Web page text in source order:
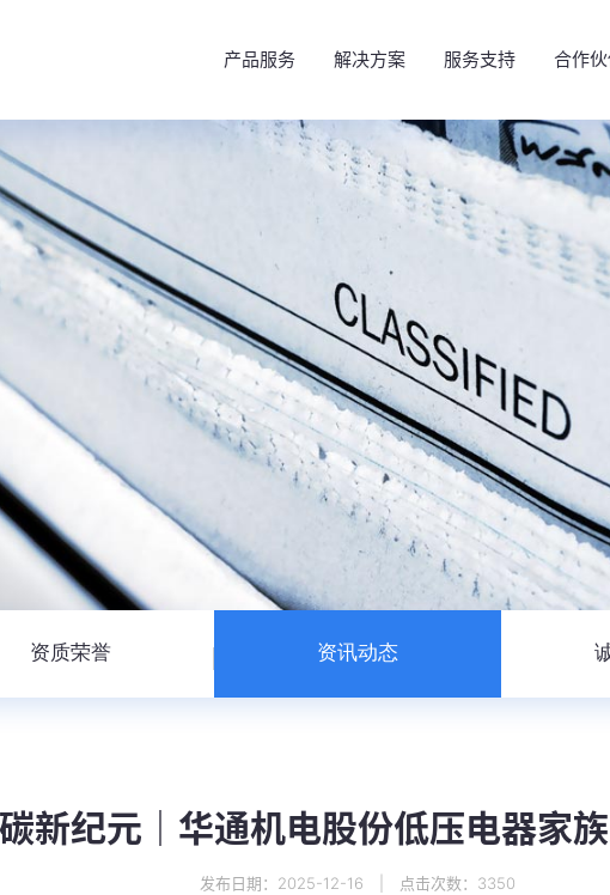
产品服务 解决方案 服务支持 合作
资质荣誉 资讯动态
新纪元｜华通机电股份低压电器家
发布日期：2025-12-16 | 点击次数：3350